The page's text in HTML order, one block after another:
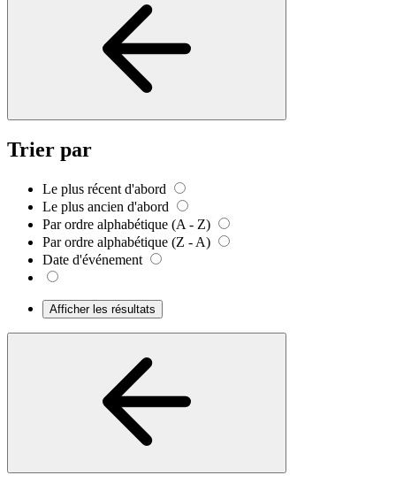
Trier par
Le plus récent d'abord
Le plus ancien d'abord
Par ordre alphabétique (A - Z)
Par ordre alphabétique (Z - A)
Date d'événement
Afficher les résultats